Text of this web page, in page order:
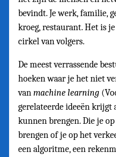
bevindt. Je werk, familie,
kroeg, restaurant. Het is
cirkel van volgers.
De meest verrassende
hoeken waar je het niet
vanmachine learning
gerelateerde ideeën krijgt
kunnen brengen. Die je
brengen of je op het
een algoritme, een